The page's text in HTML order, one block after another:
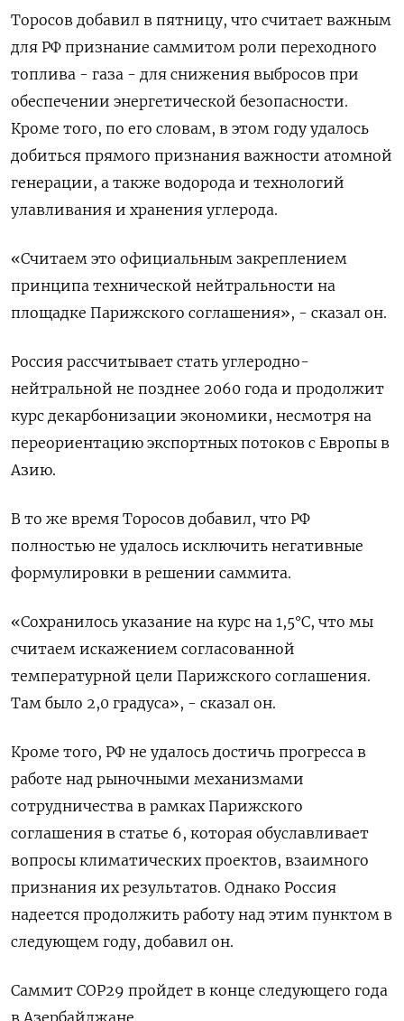
Торосов добавил в пятницу, что считает важным
для РФ признание саммитом роли переходного
топлива - газа - для снижения выбросов при
обеспечении энергетической безопасности.
Кроме того, по его словам, в этом году удалось
добиться прямого признания важности атомной
генерации, а также водорода и технологий
улавливания и хранения углерода.
«Считаем это официальным закреплением
принципа технической нейтральности на
площадке Парижского соглашения», - сказал он.
Россия рассчитывает стать углеродно-
нейтральной не позднее 2060 года и продолжит
курс декарбонизации экономики, несмотря на
переориентацию экспортных потоков с Европы в
Азию.
В то же время Торосов добавил, что РФ
полностью не удалось исключить негативные
формулировки в решении саммита.
«Сохранилось указание на курс на 1,5°C, что мы
считаем искажением согласованной
температурной цели Парижского соглашения.
Там было 2,0 градуса», - сказал он.
Кроме того, РФ не удалось достичь прогресса в
работе над рыночными механизмами
сотрудничества в рамках Парижского
соглашения в статье 6, которая обуславливает
вопросы климатических проектов, взаимного
признания их результатов. Однако Россия
надеется продолжить работу над этим пунктом в
следующем году, добавил он.
Саммит COP29 пройдет в конце следующего года
в Азербайджане.